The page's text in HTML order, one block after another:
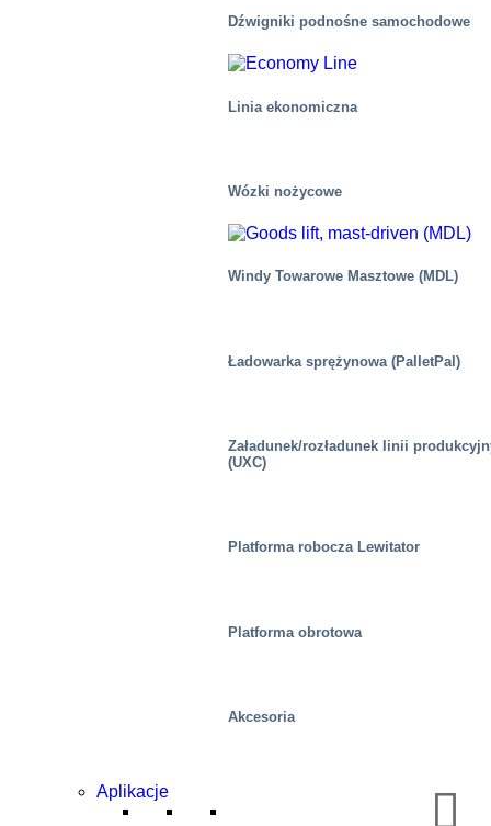
Przemysłowy
Dźwigniki podnośne samochodowe
Linia ekonomiczna
Wózki nożycowe
Windy Towarowe Masztowe (MDL)
Ładowarka sprężynowa (PalletPal)
Załadunek/rozładunek linii
(UXC)
Platforma robocza Lewitator
Platforma obrotowa
Akcesoria
Aplikacje